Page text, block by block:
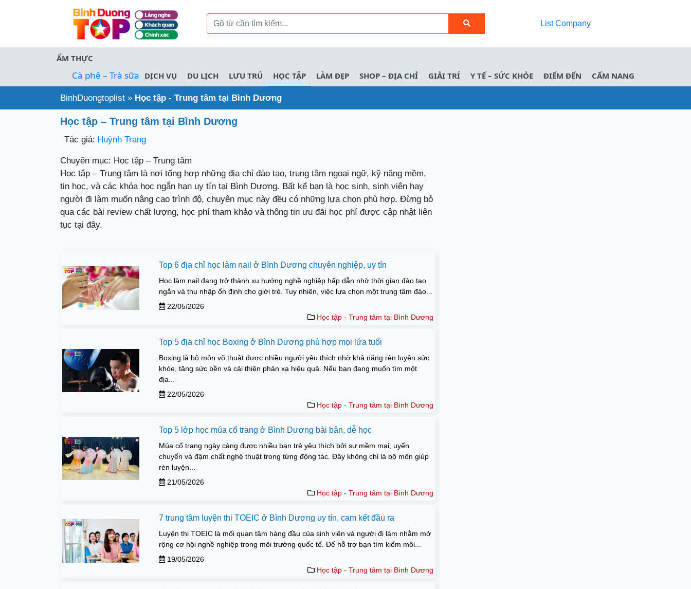
List Company
ẨM THỰC
Cà phê – Trà sữa DỊCH VỤ DU LỊCH LƯU TRÚ HỌC TẬP LÀM ĐẸP SHOP – ĐỊA CHỈ GIẢI TRÍ Y TẾ – SỨC KHỎE ĐIỂM ĐẾN CẨM NANG
BinhDuongtoplist » Học tập - Trung tâm tại Bình Dương
Học tập – Trung tâm tại Bình Dương
Tác giả: Huỳnh Trang
Chuyên mục: Học tập – Trung tâm
Học tập – Trung tâm là nơi tổng hợp những địa chỉ đào tạo, trung tâm ngoại ngữ, kỹ năng mềm,
tin học, và các khóa học ngắn hạn uy tín tại Bình Dương. Bất kể bạn là học sinh, sinh viên hay
người đi làm muốn nâng cao trình độ, chuyên mục này đều có những lựa chọn phù hợp. Đừng bỏ
qua các bài review chất lượng, học phí tham khảo và thông tin ưu đãi học phí được cập nhật liên
tục tại đây.
Top 6 địa chỉ học làm nail ở Bình Dương chuyên nghiệp, uy tín
Học làm nail đang trở thành xu hướng nghề nghiệp hấp dẫn nhờ thời gian đào tạo
ngắn và thu nhập ổn định cho giới trẻ. Tuy nhiên, việc lựa chọn một trung tâm đào...
22/05/2026
Học tập - Trung tâm tại Bình Dương
Top 5 địa chỉ học Boxing ở Bình Dương phù hợp mọi lứa tuổi
Boxing là bộ môn võ thuật được nhiều người yêu thích nhờ khả năng rèn luyện sức
khỏe, tăng sức bền và cải thiện phản xạ hiệu quả. Nếu bạn đang muốn tìm một
địa...
22/05/2026
Học tập - Trung tâm tại Bình Dương
Top 5 lớp học múa cổ trang ở Bình Dương bài bản, dễ học
Múa cổ trang ngày càng được nhiều bạn trẻ yêu thích bởi sự mềm mại, uyển
chuyển và đậm chất nghệ thuật trong từng động tác. Đây không chỉ là bộ môn giúp
rèn luyện...
21/05/2026
Học tập - Trung tâm tại Bình Dương
7 trung tâm luyện thi TOEIC ở Bình Dương uy tín, cam kết đầu ra
Luyện thi TOEIC là mối quan tâm hàng đầu của sinh viên và người đi làm nhằm mở
rộng cơ hội nghề nghiệp trong môi trường quốc tế. Để hỗ trợ bạn tìm kiếm môi...
19/05/2026
Học tập - Trung tâm tại Bình Dương